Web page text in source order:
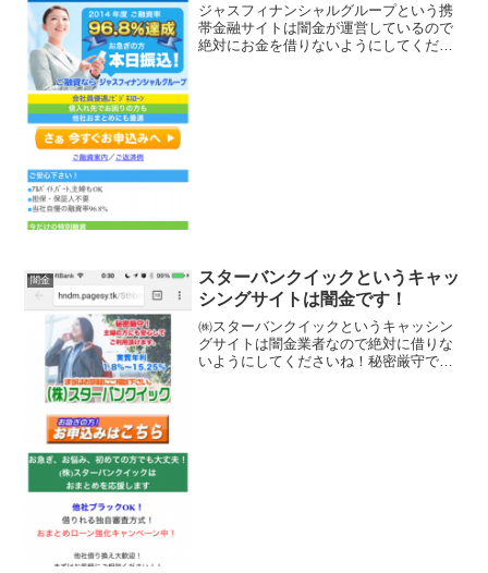
ジャスフィナンシャルグループという携
帯金融サイトは闇金が運営しているので
絶対にお金を借りないようにしてくださ
闇金
スターバンクイックというキャッ
シングサイトは闇金です！
㈱スターバンクイックというキャッシン
グサイトは闇金業者なので絶対に借りな
いようにしてくださいね！秘密厳守で実